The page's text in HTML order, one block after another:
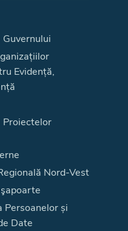
Evidență,
Nord-Vest
Persoanelor și
Date